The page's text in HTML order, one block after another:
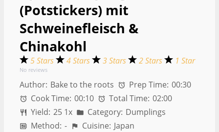
(Potstickers) mit
Schweinefleisch &
Chinakohl
5 Stars 4 Stars 3 Stars 2 Stars 1 Star
No reviews
Author: Bake to the roots Prep Time: 00:30
Cook Time: 00:10 Total Time: 02:00
Yield: 25 1x Category: Dumplings
Method: - Cuisine: Japan